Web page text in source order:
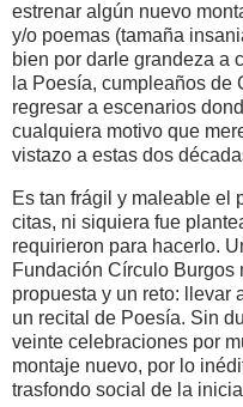
estrenar algún nuevo
y/o poemas (tamaña
bien por darle grandeza a
la Poesía, cumpleaños de
regresar a escenarios
cualquiera motivo que
vistazo a estas dos
Es tan frágil y maleable el
citas, ni siquiera fue
requirieron para hacerlo.
Fundación Círculo Burgos
propuesta y un reto: llevar
un recital de Poesía. Sin
veinte celebraciones por
montaje nuevo, por lo
trasfondo social de la